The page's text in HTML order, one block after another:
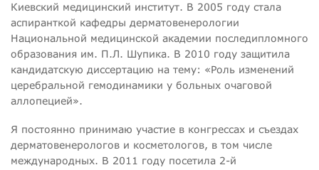
Киевский медицинский институт. В 2005 году стала
аспиранткой кафедры дерматовенерологии
Национальной медицинской академии последипломного
образования им. П.Л. Шупика. В 2010 году защитила
кандидатскую диссертацию на тему: «Роль изменений
церебральной гемодинамики у больных очаговой
аллопецией».
Я постоянно принимаю участие в конгрессах и съездах
дерматовенерологов и косметологов, в том числе
международных. В 2011 году посетила 2-й